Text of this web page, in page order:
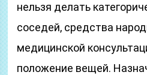
нельзя делать
соседей, средства
медицинской
положение вещей.